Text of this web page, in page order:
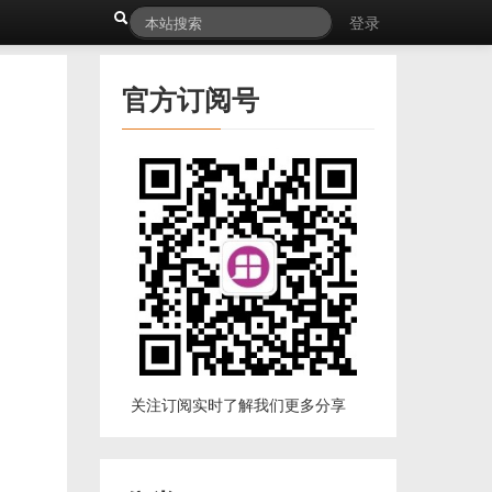
登录
官方订阅号
关注订阅实时了解我们更多分享